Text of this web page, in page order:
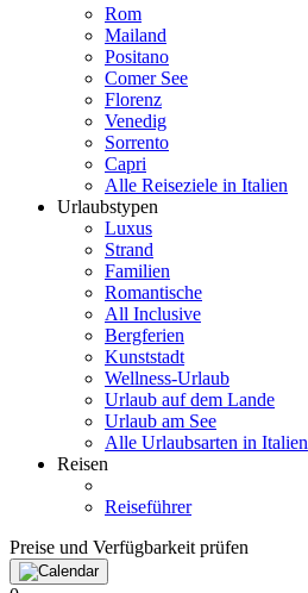
Rom
Mailand
Positano
Comer See
Florenz
Venedig
Sorrento
Capri
Alle Reiseziele in Italien
Urlaubstypen
Luxus
Strand
Familien
Romantische
All Inclusive
Bergferien
Kunststadt
Wellness-Urlaub
Urlaub auf dem Lande
Urlaub am See
Alle Urlaubsarten in Italien
Reisen
Reiseführer
Preise und Verfügbarkeit prüfen